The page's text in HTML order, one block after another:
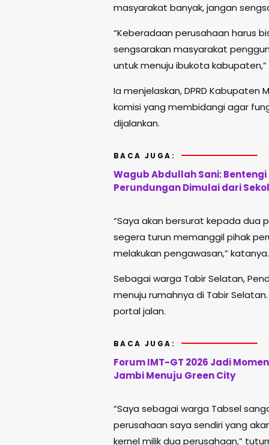
masyarakat banyak, jangan
“Keberadaan perusahaan harus
sengsarakan masyarakat
untuk menuju ibukota kabupaten,”
Ia menjelaskan, DPRD
komisi yang membidangi agar
dijalankan.
BACA JUGA:
Wagub Abdullah Sani: Bentengi
Perundungan Dimulai dari
“Saya akan bersurat kepada dua
segera turun memanggil pihak
melakukan pengawasan,” katanya.
Sebagai warga Tabir Selatan,
menuju rumahnya di Tabir
portal jalan.
BACA JUGA:
Forum IMT-GT 2026 Jadi
Jambi Menuju Green City
“Saya sebagai warga Tabsel
perusahaan saya sendiri yang
kernel milik dua perusahaan,”